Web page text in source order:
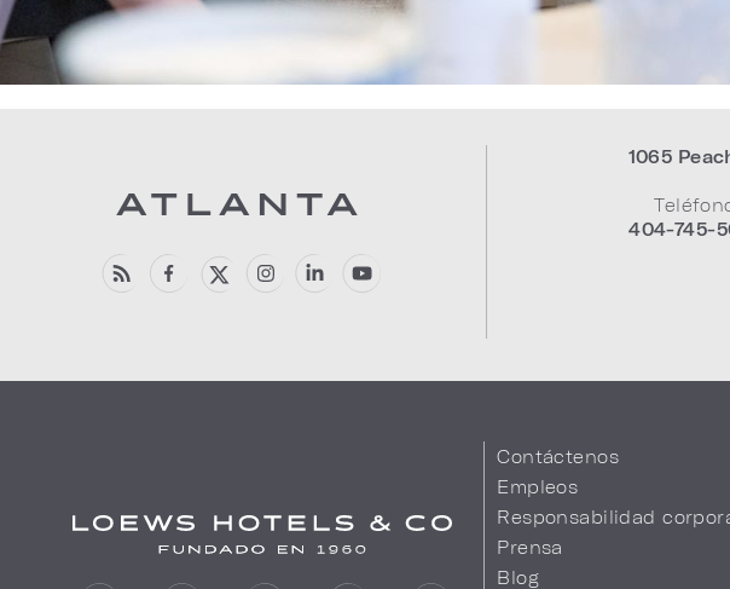
1065
404-745-
Contáctenos
Empleos
Responsabilidad
Prensa
Blog